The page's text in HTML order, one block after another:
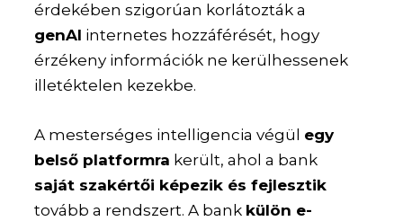
érdekében szigorúan korlátozták a
genAI internetes hozzáférését, hogy
érzékeny információk ne kerülhessenek
illetéktelen kezekbe.
A mesterséges intelligencia végül egy
belső platformra került, ahol a bank
saját szakértői képezik és fejlesztik
tovább a rendszert. A bank külön e-